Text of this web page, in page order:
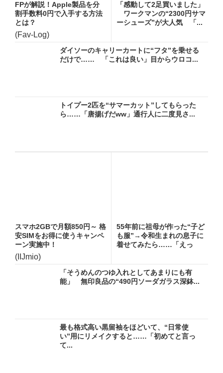
FPが解説！Apple製品を分
割手数料0円で入手する方法
とは？
(Fav-Log)
「感動して2足買いました」
ワークマンの“2300円サマ
ーシューズ”が大人気 「...
ダイソーのキャリーカートに“フタ”を乗せる
だけで…… 「これは良い」目からウロコ...
トイプー2匹を“サマーカット”してもらった
ら……「唐揚げだww」通行人に二度見さ...
スマホ2GBで月額850円～ 格
安SIMをお得に使うキャンペ
ーン実施中！
(IIJmio)
55年前に祖母が作った“子ど
も服”→令和生まれの息子に
着せてみたら……「えっ
「そうめんのつゆ入れとしてあまりにも有
能」 無印良品の“490円ソーダガラス深鉢...
最も格式高い黒留袖をほどいて、“日常使
い”用にリメイクすると……「初めてと言っ
て...